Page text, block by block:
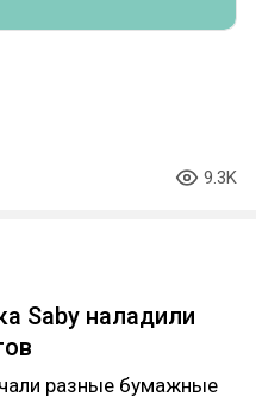
9.3K
Saby наладили
разные бумажные